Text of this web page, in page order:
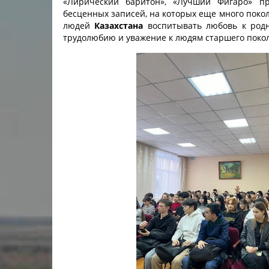
Научно-
Учебно-
Комитет по
Служба
Кадровый
инструменты»
специальность «Хореографическое
искусство»
специальность «Живопись»
специальность «Духовые и ударные
специальность «Актерское
специальность «Теория музыки»
Результаты вступительных
экзаменов в колледж/2024
Результаты вступительных
экзаменов в колледж/2022
Результаты вступительных
экзаменов в колледж/2023
бесценных записей, на которых еще много
людей Казахстана воспитывать любовь к
трудолюбию и уважение к людям старшего